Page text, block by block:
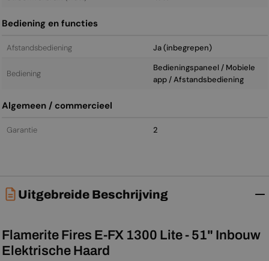
Bediening en functies
Afstandsbediening Ja (inbegrepen)
Bediening
Bedieningspaneel / Mobiele
app / Afstandsbediening
Algemeen / commercieel
Garantie 2
Uitgebreide Beschrijving
Flamerite Fires E-FX 1300 Lite - 51" Inbouw
Elektrische Haard